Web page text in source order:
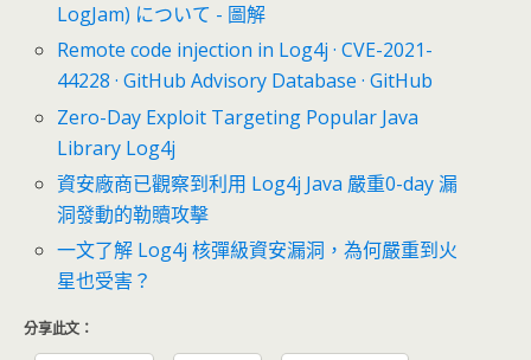
LogJam) について - 圖解
Remote code injection in Log4j · CVE-2021-
44228 · GitHub Advisory Database · GitHub
Zero-Day Exploit Targeting Popular Java
Library Log4j
資安廠商已觀察到利用 Log4j Java 嚴重0-day 漏
洞發動的勒贖攻擊
一文了解 Log4j 核彈級資安漏洞，為何嚴重到火
星也受害？
分享此文：